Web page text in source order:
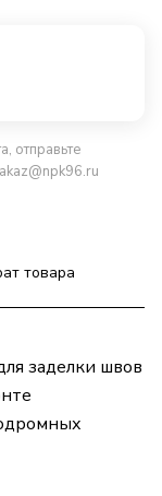
отправьте
товара
заделки швов